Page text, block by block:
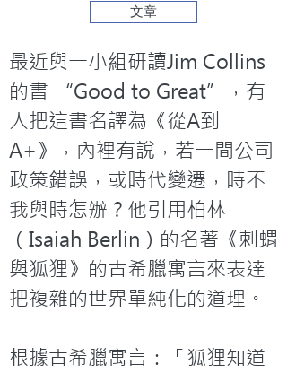
文章
最近與一小組研讀Jim Collins
的書 “Good to Great”，有
人把這書名譯為《從A到
A+》，內裡有說，若一間公司
政策錯誤，或時代變遷，時不
我與時怎辦？他引用柏林
（Isaiah Berlin）的名著《刺蝟
與狐狸》的古希臘寓言來表達
把複雜的世界單純化的道理。
根據古希臘寓言：「狐狸知道